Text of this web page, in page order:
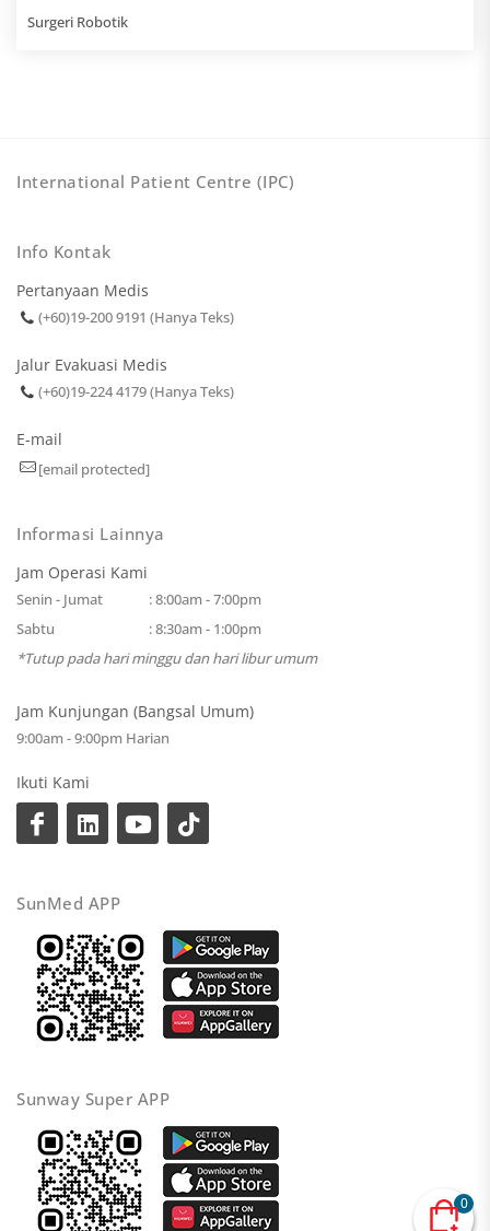
Surgeri Robotik
International Patient Centre (IPC)
Info Kontak
Pertanyaan Medis
(+60)19-200 9191 (Hanya Teks)
Jalur Evakuasi Medis
(+60)19-224 4179 (Hanya Teks)
E-mail
[email protected]
Informasi Lainnya
Jam Operasi Kami
Senin - Jumat
: 8:00am - 7:00pm
Sabtu
: 8:30am - 1:00pm
*Tutup pada hari minggu dan hari libur umum
Jam Kunjungan (Bangsal Umum)
9:00am - 9:00pm Harian
Ikuti Kami
SunMed APP
Sunway Super APP
0